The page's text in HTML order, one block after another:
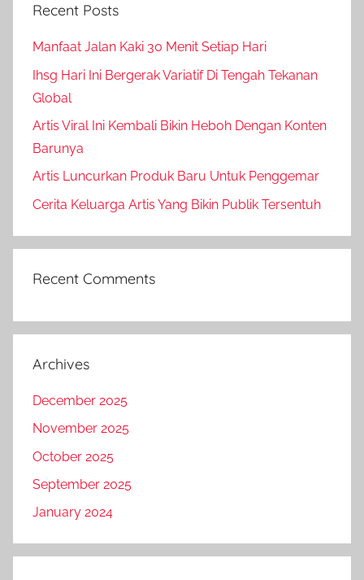
Recent Posts
Manfaat Jalan Kaki 30 Menit Setiap Hari
Ihsg Hari Ini Bergerak Variatif Di Tengah Tekanan
Global
Artis Viral Ini Kembali Bikin Heboh Dengan Konten
Barunya
Artis Luncurkan Produk Baru Untuk Penggemar
Cerita Keluarga Artis Yang Bikin Publik Tersentuh
Recent Comments
Archives
December 2025
November 2025
October 2025
September 2025
January 2024